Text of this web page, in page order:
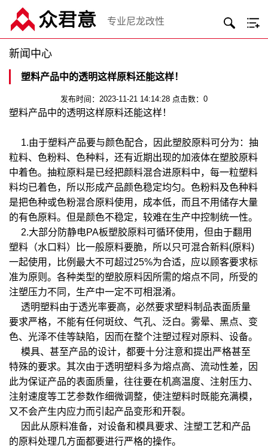
专业尼龙改性
新闻中心
塑料产品中的透明这样原料还能这样！
发布时间：2023-11-21 14:14:28 点击数：0
塑料产品中的透明这样原料还能这样！
1.由于塑料产品要与颜色配合，因此塑胶原料可分为：抽
粒料、色粉料、色种料，还有近期出现的加液体在塑胶原料
中着色。抽粒原料是已经把颜料混合进原料中，每一粒塑料
料均已着色，所以形成产品颜色稳定均匀。色粉料及色种料
是把色种或色粉混合原料使用，成本低，而且不用储存大量
的有色原料。但是颜色不稳定，较难在生产中控制统一性。
2.大部分防静电PA板塑胶原料可循环使用，但由于翻用
塑料（水口料）比一般原料要脆，所以只可混合新料(原料)
一起使用，比例最大不可超过25%为合适，应以顾客要求标
准为原则。各种类型的塑胶原料因所需的熔点不同，所受的
注塑压力不同，生产中一定不可相混淆。
透明塑料由于透光率要高，必然要求塑料制品表面质量
要求严格，不能有任何斑纹、气孔、泛白。雾晕、黑点、变
色、光泽不佳等缺陷，因而在整个注塑过程对原料、设备。
模具、甚至产品的设计，都要十分注意和提出严格甚至
特殊的要求。其次由于透明塑料多为熔点高、流动性差，因
此为保证产品的表面质量，往往要在机高温度、注射压力、
注射速度等工艺参数作细微调整，使注塑料时既能充满模，
又不会产生内应力而引起产品变形和开裂。
因此从原料准备，对设备和模具要求、注塑工艺和产品
的原料处理几方面都要进行严格的操作。